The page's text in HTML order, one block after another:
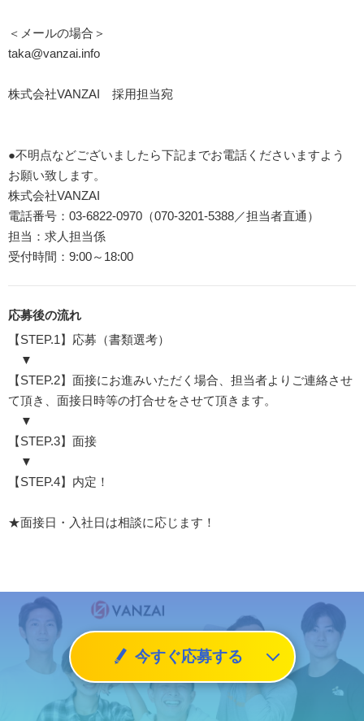
＜メールの場合＞
taka@vanzai.info
株式会社VANZAI 採用担当宛
●不明点などございましたら下記までお電話くださいますよう
お願い致します。
株式会社VANZAI
電話番号：03-6822-0970（070-3201-5388／担当者直通）
担当：求人担当係
受付時間：9:00～18:00
応募後の流れ
【STEP.1】応募（書類選考）
▼
【STEP.2】面接にお進みいただく場合、担当者よりご連絡させ
て頂き、面接日時等の打合せをさせて頂きます。
▼
【STEP.3】面接
▼
【STEP.4】内定！
★面接日・入社日は相談に応じます！
今すぐ応募する